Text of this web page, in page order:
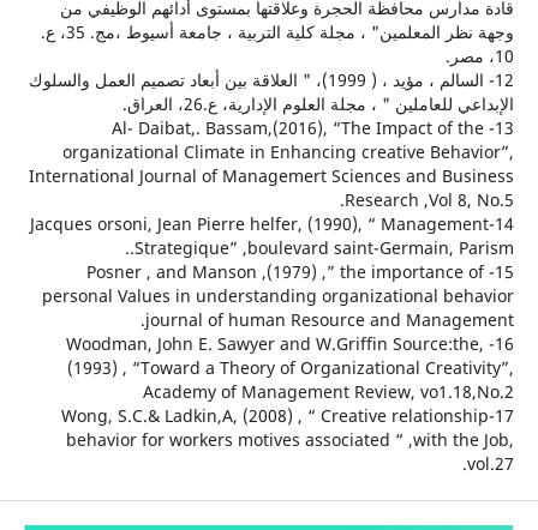
محافظة الحجرة وعلاقتها بمستوى أدائهم الوظيفي من
وجهة نظر المعلمين" ، مجلة كلية التربية ، جامعة أسيوط ،مج. 35، ع.
12- السالم ، مؤيد ، ( 1999)، " العلاقة بين أبعاد تصميم العمل والسلوك
" ، مجلة العلوم الإدارية، ع.26، العراق.
13- Al- Daibat,. Bassam,(2016), “The Impact of
organizational Climate in Enhancing creative
International Journal of Managemert Sciences and
Research ,Vol
14-Jacques orsoni, Jean Pierre helfer, (1990), “
Strategique” ,boulevard saint-Germain,
15- Posner , and Manson ,(1979) ,” the
personal Values in understanding organizational
journal of human Resource and
16- Woodman, John E. Sawyer and W.Griffin
(1993) , “Toward a Theory of Organizational
Academy of Management Review,
17-Wong, S.C.& Ladkin,A, (2008) , “ Creative
behavior for workers motives associated “ ,with